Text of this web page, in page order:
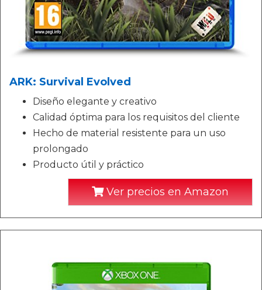
ARK: Survival Evolved
Diseño elegante y creativo
Calidad óptima para los requisitos del cliente
Hecho de material resistente para un uso
prolongado
Producto útil y práctico
Ver precios en Amazon